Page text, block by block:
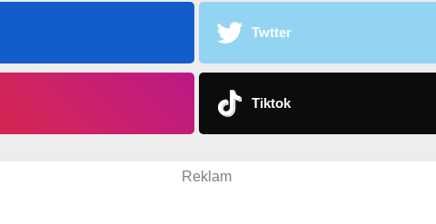
Twtter
Tiktok